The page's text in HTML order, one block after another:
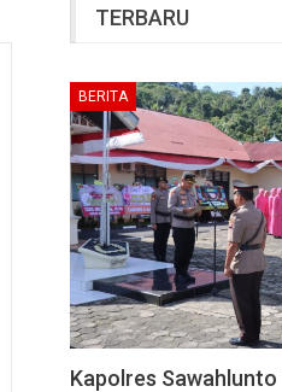
TERBARU
BERITA
Kapolres